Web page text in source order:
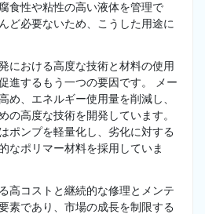
食性や粘性の高い液体を管理で
ど必要ないため、こうした用途に
における高度な技術と材料の使用
進するもう一つの要因です。 メー
め、エネルギー使用量を削減し、
の高度な技術を開発しています。
ポンプを軽量化し、劣化に対する
なポリマー材料を採用していま
高コストと継続的な修理とメンテ
素であり、市場の成長を制限する